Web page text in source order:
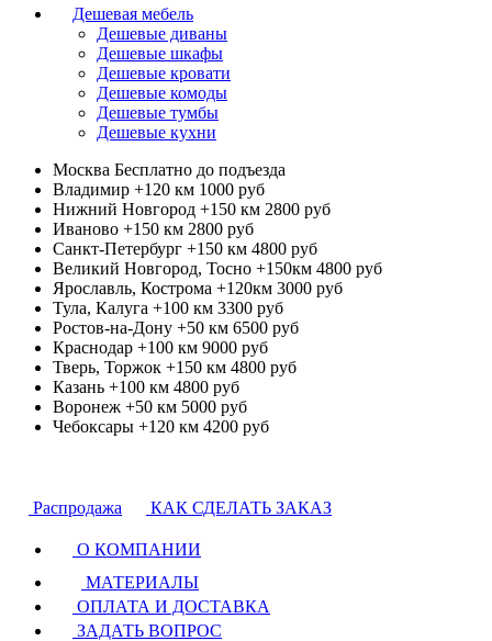
Дешевая мебель
Дешевые диваны
Дешевые шкафы
Дешевые кровати
Дешевые комоды
Дешевые тумбы
Дешевые кухни
Москва Бесплатно до подъезда
Владимир +120 км 1000 руб
Нижний Новгород +150 км 2800 руб
Иваново +150 км 2800 руб
Санкт-Петербург +150 км 4800 руб
Великий Новгород, Тосно +150км 4800 руб
Ярославль, Кострома +120км 3000 руб
Тула, Калуга +100 км 3300 руб
Ростов-на-Дону +50 км 6500 руб
Краснодар +100 км 9000 руб
Тверь, Торжок +150 км 4800 руб
Казань +100 км 4800 руб
Воронеж +50 км 5000 руб
Чебоксары +120 км 4200 руб
Распродажа КАК СДЕЛАТЬ ЗАКАЗ
О КОМПАНИИ
МАТЕРИАЛЫ
ОПЛАТА И ДОСТАВКА
ЗАДАТЬ ВОПРОС